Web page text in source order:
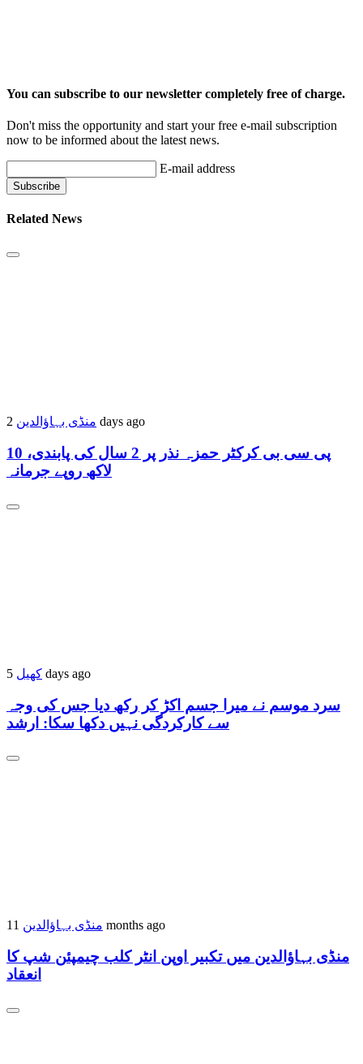
You can subscribe to our newsletter completely free of charge.
Don't miss the opportunity and start your free e-mail subscription
now to be informed about the latest news.
E-mail address
Related News
منڈی بہاؤالدین 2 days ago
پی سی بی کرکٹر حمزہ نذر پر 2 سال کی پابندی، 10
لاکھ روپے جرمانہ
کھیل 5 days ago
سرد موسم نے میرا جسم اکڑ کر رکھ دیا جس کی وجہ
سے کارکردگی نہیں دکھا سکا: ارشد
منڈی بہاؤالدین 11 months ago
منڈی بہاؤالدین میں تکبیر اوپن انٹر کلب چیمپئن شپ کا
انعقاد